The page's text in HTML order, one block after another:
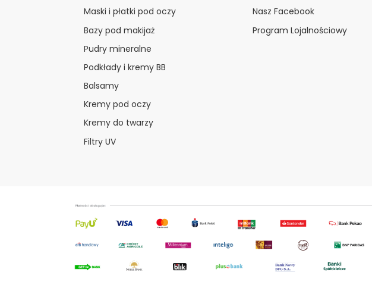
Maski i płatki pod oczy
Bazy pod makijaż
Pudry mineralne
Podkłady i kremy BB
Balsamy
Kremy pod oczy
Kremy do twarzy
Filtry UV
Nasz Facebook
Program Lojalnościowy